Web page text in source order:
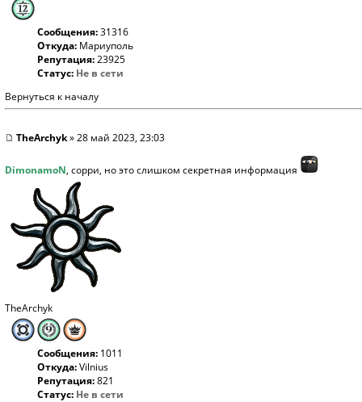
Сообщения:31316
Откуда: Мариуполь
Репутация:23925
Статус: Не в сети
Вернуться к началу
TheArchyk» 28 май 2023, 23:03
DimonamoN, сорри, но это слишком секретная информация
TheArchyk
Сообщения: 1011
Откуда:Vilnius
Репутация:821
Статус: Не в сети